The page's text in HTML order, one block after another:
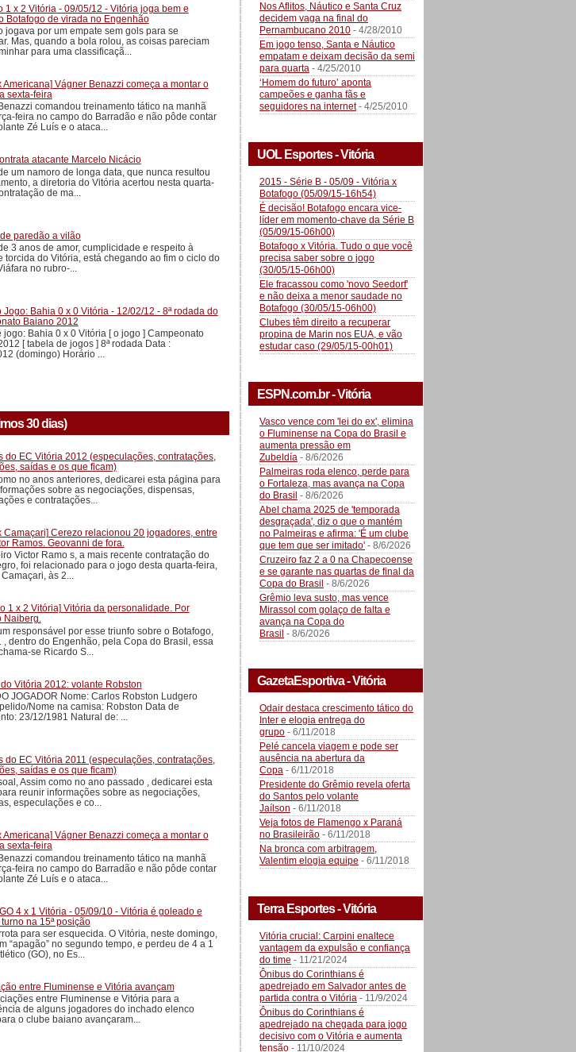
1 x 2 Vitória - 09/05/12 - Vitória joga bem e
Botafogo de virada no Engenhão
jogava por um empate sem gols para se
Mas, quando a bola rolou, as coisas pareciam
para uma classificaçã...
Americana] Vágner Benazzi começa a montar o
sexta-feira
comandou treinamento tático na manhã
feira no campo do Barradão e não pôde contar
Zé Luís e o ataca...
atacante Marcelo Nicácio
um namoro de longa data, que nunca resultou
a diretoria do Vitória acertou nesta quarta-
de ma...
paredão a vilão
3 anos de amor, cumplicidade e respeito à
torcida do Vitória, está chegando ao fim o ciclo do
no rubro-...
Jogo: Bahia 0 x 0 Vitória - 12/02/12 - 8ª rodada do
Baiano 2012
jogo: Bahia 0 x 0 Vitória [ o jogo ] Campeonato
[ tabela de jogos ] 8ª rodada Data :
(domingo) Horário ...
30 dias)
do EC Vitória 2012 (especulações, contratações,
saídas e os que ficam)
no anos anteriores, dedicarei esta página para
sobre as negociações, dispensas,
e contratações...
Camaçari] Cerezo relacionou 20 jogadores, entre
Ramos. Geovanni de fora.
Victor Ramo s, a mais recente contratação do
foi relacionado para o jogo desta quarta-feira,
às 2...
1 x 2 Vitória] Vitória da personalidade. Por
Naiberg.
responsável por esse triunfo sobre o Botafogo,
, dentro do Engenhão, pela Copa do Brasil, essa
se Ricardo S...
Vitória 2012: volante Robston
JOGADOR Nome: Carlos Robston Ludgero
Nome na camisa: Robston Data de
23/12/1981 Natural de: ...
do EC Vitória 2011 (especulações, contratações,
saídas e os que ficam)
Assim como no ano passado , dedicarei esta
reunir informações sobre as negociações,
especulações e co...
Americana] Vágner Benazzi começa a montar o
sexta-feira
comandou treinamento tático na manhã
feira no campo do Barradão e não pôde contar
Zé Luís e o ataca...
4 x 1 Vitória - 05/09/10 - Vitória é goleado e
turno na 15ª posição
para ser esquecida. O Vitória, neste domingo,
“apagão” no segundo tempo, e perdeu de 4 a 1
(GO), no Es...
entre Fluminense e Vitória avançam
entre Fluminense e Vitória para a
de alguns jogadores do inchado elenco
o clube baiano avançaram...
Nos Aflitos, Náutico e Santa Cruz
decidem vaga na final do
Pernambucano 2010 - 4/28/2010
Em jogo tenso, Santa e Náutico
empatam e deixam decisão da semi
para quarta - 4/25/2010
‘Homem do futuro’ aponta
campeões e ganha fãs e
seguidores na internet- 4/25/2010
UOL Esportes - Vitória
2015 - Série B - 05/09 - Vitória x
Botafogo (05/09/15-16h54)
É decisão! Botafogo encara vice-
líder em momento-chave da Série B
(05/09/15-06h00)
Botafogo x Vitória. Tudo o que você
precisa saber sobre o jogo
(30/05/15-06h00)
Ele fracassou como 'novo Seedorf'
e não deixa a menor saudade no
Botafogo (30/05/15-06h00)
Clubes têm direito a recuperar
propina de Marin nos EUA, e vão
estudar caso (29/05/15-00h01)
ESPN.com.br - Vitória
Vasco vence com 'lei do ex', elimina
o Fluminense na Copa do Brasil e
aumenta pressão em
Zubeldía - 8/6/2026
Palmeiras roda elenco, perde para
o Fortaleza, mas avança na Copa
do Brasil - 8/6/2026
Abel chama 2025 de 'temporada
desgraçada', diz o que o mantém
no Palmeiras e afirma: 'É um clube
que tem que ser imitado' - 8/6/2026
Cruzeiro faz 2 a 0 na Chapecoense
e se garante nas quartas de final da
Copa do Brasil - 8/6/2026
Grêmio leva susto, mas vence
Mirassol com golaço de falta e
avança na Copa do
Brasil - 8/6/2026
GazetaEsportiva - Vitória
Odair destaca crescimento tático do
Inter e elogia entrega do
grupo - 6/11/2018
Pelé cancela viagem e pode ser
ausência na abertura da
Copa - 6/11/2018
Presidente do Grêmio revela oferta
do Santos pelo volante
Jaílson - 6/11/2018
Veja fotos de Flamengo x Paraná
no Brasileirão - 6/11/2018
Na bronca com arbitragem,
Valentim elogia equipe - 6/11/2018
Terra Esportes - Vitória
Vitória crucial: Carpini enaltece
vantagem da expulsão e confiança
do time - 11/21/2024
Ônibus do Corinthians é
apedrejado em Salvador antes de
partida contra o Vitória - 11/9/2024
Ônibus do Corinthians é
apedrejado na chegada para jogo
decisivo com o Vitória e aumenta
tensão - 11/10/2024